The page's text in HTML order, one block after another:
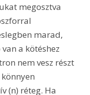
megosztva
marad,
a kötéshez
nem vesz részt
(n) réteg. Ha